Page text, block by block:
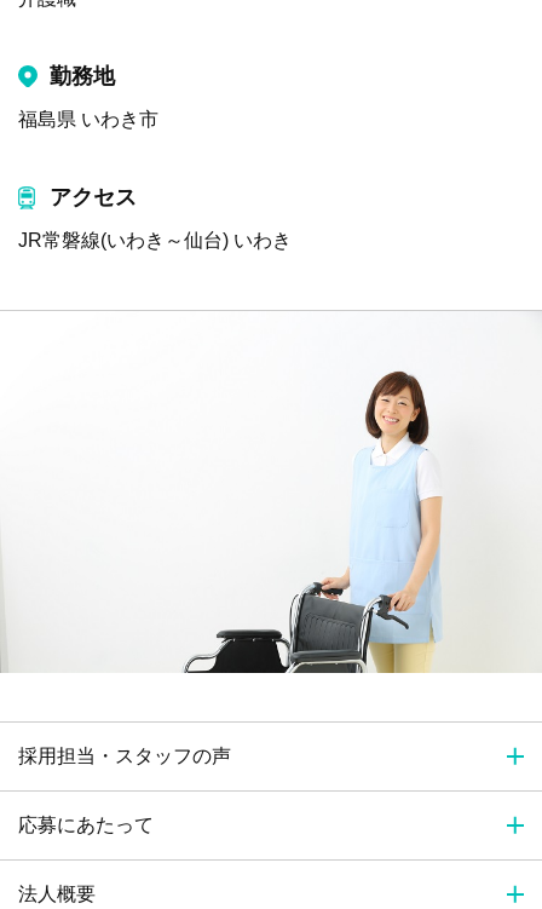
勤務地
福島県 いわき市
アクセス
JR常磐線(いわき～仙台) いわき
採用担当・スタッフの声
応募にあたって
法人概要